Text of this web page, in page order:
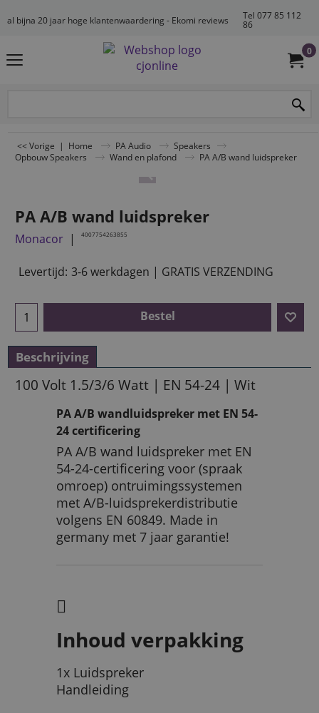
al bijna 20 jaar hoge klantenwaardering - Ekomi reviews
Tel 077 85 112
86
0
<< Vorige | Home PA Audio
Speakers
Opbouw Speakers
Wand en plafond PA A/B wand luidspreker
PA A/B wand luidspreker
Monacor 4007754263855
Levertijd: 3-6 werkdagen | GRATIS VERZENDING
Bestel
Beschrijving
100 Volt 1.5/3/6 Watt | EN 54-24 | Wit
PA A/B wandluidspreker met EN 54-
24 certificering
PA A/B wand luidspreker met EN
54-24-certificering voor (spraak
omroep) ontruimingssystemen
met A/B-luidsprekerdistributie
volgens EN 60849. Made in
germany met 7 jaar garantie!
Inhoud verpakking
1x Luidspreker
Handleiding